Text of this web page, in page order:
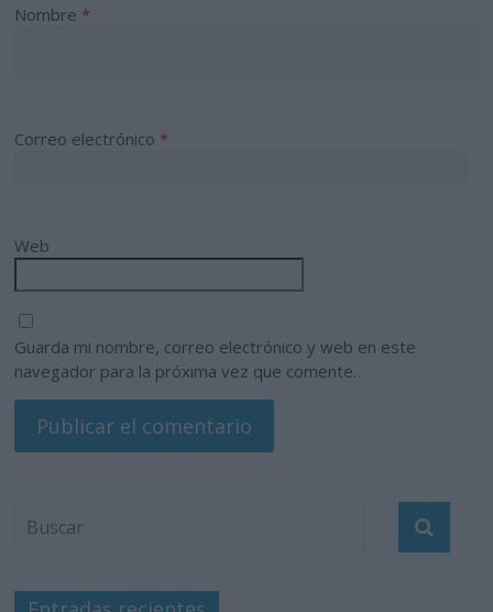
Nombre *
Correo electrónico *
Web
Guarda mi nombre, correo electrónico y web en este
navegador para la próxima vez que comente.